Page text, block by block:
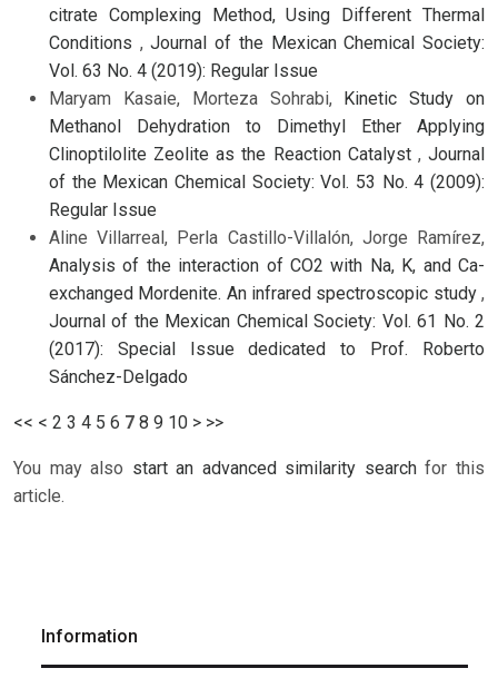
citrate Complexing Method, Using Different Thermal
Conditions ,Journal of the Mexican Chemical Society:
Vol. 63 No. 4 (2019): Regular Issue
Maryam Kasaie, Morteza Sohrabi,
Kinetic Study on
Methanol Dehydration to Dimethyl Ether Applying
Clinoptilolite Zeolite as the Reaction Catalyst ,Journal
of the Mexican Chemical Society: Vol. 53 No. 4 (2009):
Regular Issue
Aline Villarreal, Perla Castillo-Villalón, Jorge Ramírez,
Analysis of the interaction of CO2 with Na, K, and Ca-
exchanged Mordenite. An infrared spectroscopic study ,
Journal of the Mexican Chemical Society: Vol. 61 No. 2
(2017): Special Issue dedicated to Prof. Roberto
Sánchez-Delgado
<< < 2 3 4 5 6 7 8 9 10 > >>
You may also start an advanced similarity searchfor this
article.
Information